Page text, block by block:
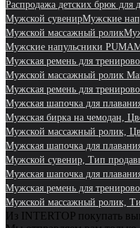
Мужской сувенирМужские
Мужской массажный ролик
Мужские напульсники PUMA
Мужская ремень для
Мужской массажный ролик
Мужская ремень для
Мужская шапочка для
Мужская бирка на чемодан,
Мужской массажный ролик,
Мужская шапочка для
Мужской сувенир, Тип
Мужская шапочка для
Мужская ремень для
Мужской массажный ролик,
Из INTERTOP покупать